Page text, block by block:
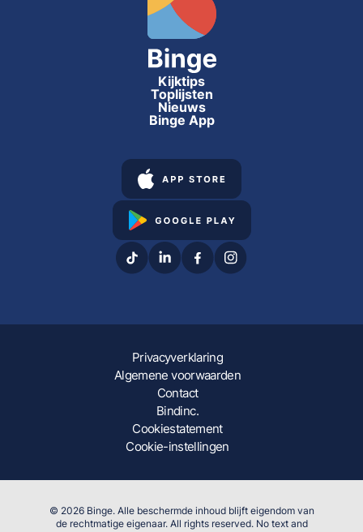
Kijktips
Toplijsten
Nieuws
Binge App
Privacyverklaring
Algemene voorwaarden
Contact
Bindinc.
Cookiestatement
Cookie-instellingen
© 2026 Binge. Alle beschermde inhoud blijft eigendom van
de rechtmatige eigenaar. All rights reserved. No text and